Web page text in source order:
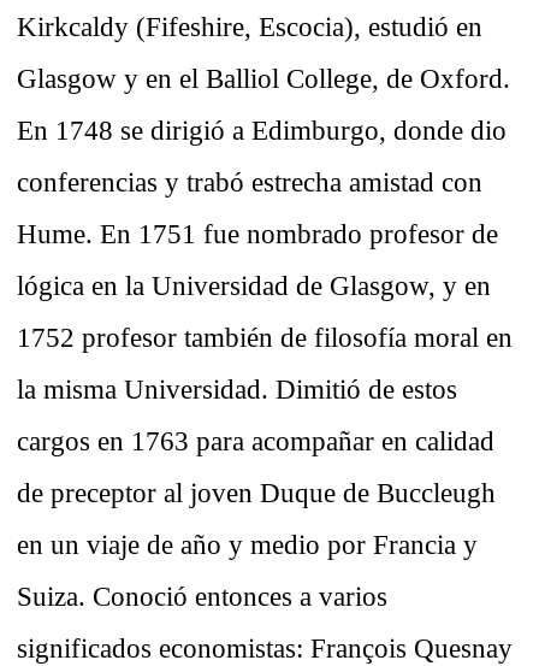
Kirkcaldy (Fifeshire, Escocia), estudió en
Glasgow y en el Balliol College, de Oxford.
En 1748 se dirigió a Edimburgo, donde dio
conferencias y trabó estrecha amistad con
Hume. En 1751 fue nombrado profesor de
lógica en la Universidad de Glasgow, y en
1752 profesor también de filosofía moral en
la misma Universidad. Dimitió de estos
cargos en 1763 para acompañar en calidad
de preceptor al joven Duque de Buccleugh
en un viaje de año y medio por Francia y
Suiza. Conoció entonces a varios
significados economistas: François Quesnay